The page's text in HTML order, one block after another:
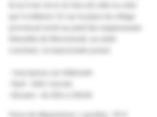
qui l’a élaboré. Et sur la place du village
provençal niché au pied des majestueuses
couchant, la mayonnaise prend.
- Inscription sur billetweb
-Horaire : de 20h à 23h30